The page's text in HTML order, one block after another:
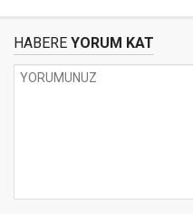
HABERE YORUM KAT